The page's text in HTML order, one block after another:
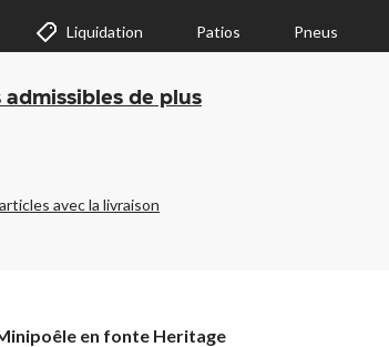
Liquidation Patios Pneus
de plus
avec la livraison
en fonte Heritage